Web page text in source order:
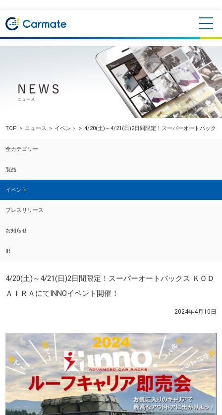
TOP ニュース イベント 4/20(土)～4/21(日)2日間限定！スーパーオートバック
全カテゴリー
製品
イベント
プレスリリース
お知らせ
IR
4/20(土)～4/21(日)2日間限定！スーパーオートバックス ＫＯＤ
ＡＩＲＡにてINNOイベント開催！
2024年4月10日